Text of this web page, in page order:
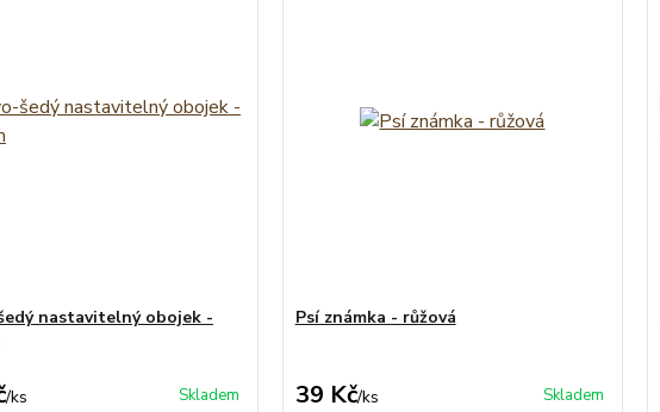
nastavitelný obojek -
/ks Skladem
Psí známka - růžová
39 Kč/ks Skladem